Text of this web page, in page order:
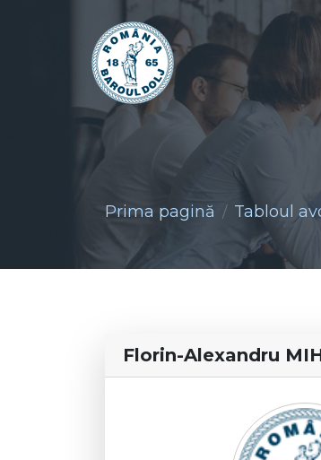
Prima pagină Tabloul
Florin-Alexandru